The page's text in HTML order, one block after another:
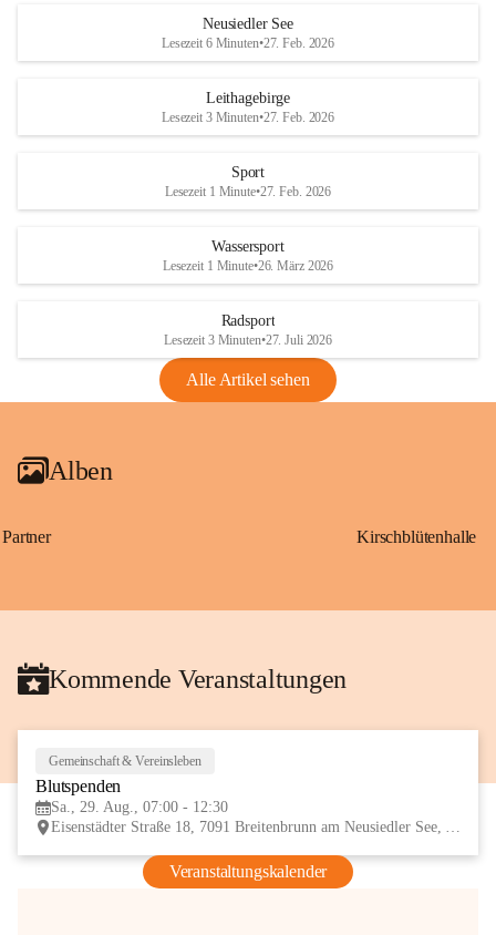
S
und den daraus folgenden wirtschaftlichen
Maßnahmen zur Bekämpfung
Rebe und der Amerikanischen
Anhang VBl. EU Nr. 18
1 Seite•1,4 MB
VBl. EU Nr. 18_2026
r
S
Neusiedler See
Lesezeit 6 Minuten•27. Feb. 2026
Leithagebirge
Lesezeit 3 Minuten•27. Feb. 2026
Sport
Lesezeit 1 Minute•27. Feb. 2026
Wassersport
Lesezeit 1 Minute•26. März 2026
Radsport
Lesezeit 3 Minuten•27. Juli 2026
Alle Artikel sehen
Alben
Partner Kirschblütenhalle
Kommende Veranstaltungen
Gemeinschaft & Vereinsleben
Blutspenden
Sa., 29. Aug., 07:00 - 12:30
Eisenstädter Straße 18, 7091 Breitenbrunn am Neusiedler See, AUT
Veranstaltungskalender